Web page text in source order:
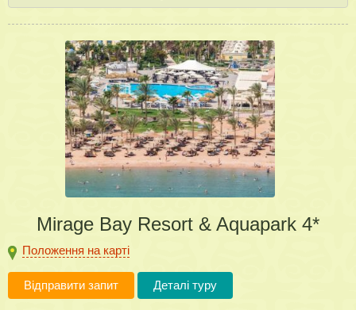
Mirage Bay Resort & Aquapark 4*
Положення на карті
Відправити запит Деталі туру